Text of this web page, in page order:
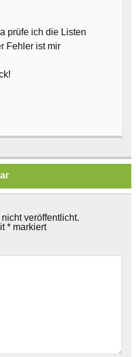
prüfe ich die Listen
Fehler ist mir
veröffentlicht.
* markiert